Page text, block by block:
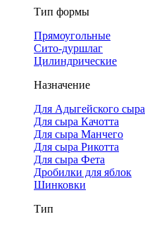
Тип формы
Прямоугольные
Сито-дуршлаг
Цилиндрические
Назначение
Для Адыгейского сыра
Для сыра Качотта
Для сыра Манчего
Для сыра Рикотта
Для сыра Фета
Дробилки для яблок
Шинковки
Тип